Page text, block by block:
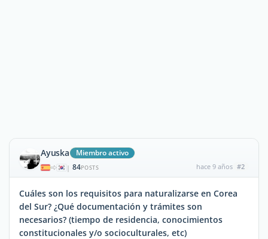
Ayuska Miembro activo
| 84POSTS hace 9 años #2
Cuáles son los requisitos para naturalizarse en Corea
del Sur? ¿Qué documentación y trámites son
necesarios? (tiempo de residencia, conocimientos
constitucionales y/o socioculturales, etc)